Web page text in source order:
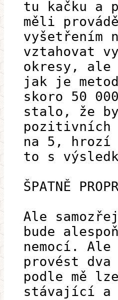
tu kačku a
měli
vyšetřením
vztahovat
okresy, ale
jak je
skoro 50
stalo, že by
pozitivních
na 5, hrozí
to s
ŠPATNĚ
Ale
bude
nemocí.
provést
podle mě
stávající a